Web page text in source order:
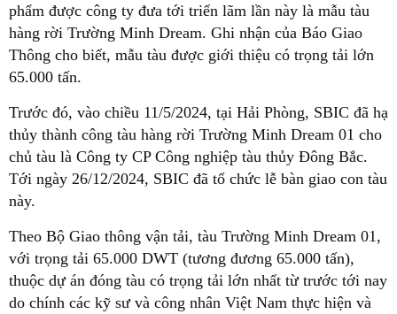
phẩm được công ty đưa tới triển lãm lần này là mẫu tàu
hàng rời Trường Minh Dream. Ghi nhận của Báo Giao
Thông cho biết, mẫu tàu được giới thiệu có trọng tải lớn
65.000 tấn.
Trước đó, vào chiều 11/5/2024, tại Hải Phòng, SBIC đã hạ
thủy thành công tàu hàng rời Trường Minh Dream 01 cho
chủ tàu là Công ty CP Công nghiệp tàu thủy Đông Bắc.
Tới ngày 26/12/2024, SBIC đã tổ chức lễ bàn giao con tàu
này.
Theo Bộ Giao thông vận tải, tàu Trường Minh Dream 01,
với trọng tải 65.000 DWT (tương đương 65.000 tấn),
thuộc dự án đóng tàu có trọng tải lớn nhất từ trước tới nay
do chính các kỹ sư và công nhân Việt Nam thực hiện và